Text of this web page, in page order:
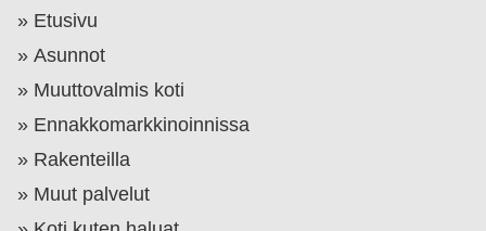
Etusivu
Asunnot
Muuttovalmis koti
Ennakkomarkkinoinnissa
Rakenteilla
Muut palvelut